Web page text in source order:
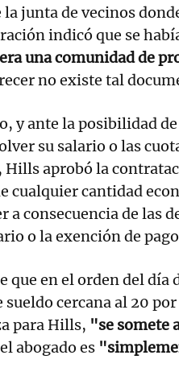
la junta de vecinos
indicó que se
era una comunidad de
no existe tal
y ante la posibilidad
su salario o las
Hills aprobó la
cualquier cantidad
a consecuencia de las
o la exención de
que en el orden del
sueldo cercana al 20
para Hills, "se somete
abogado es